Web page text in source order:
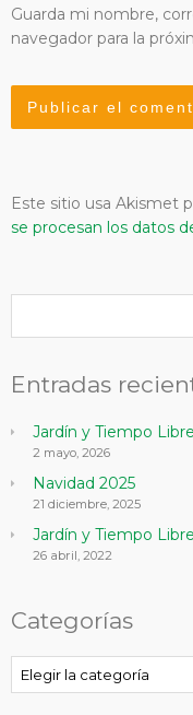
Guarda mi nombre,
navegador para la
Este sitio usa Akismet
se procesan los datos
Entradas
Jardín y Tiempo
2 mayo, 2026
Navidad 2025
21 diciembre, 2025
Jardín y Tiempo
26 abril, 2022
Categorías
Categorías